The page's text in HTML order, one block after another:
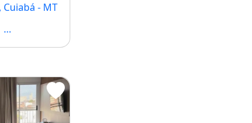
- MT
Condomínio R$480